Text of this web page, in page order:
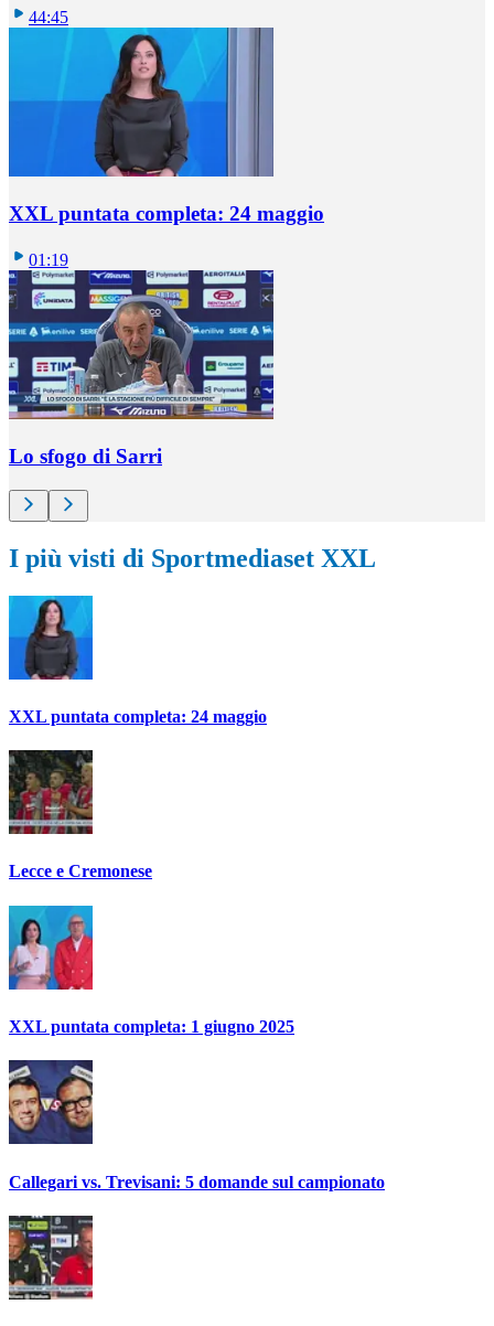
44:45
XXL puntata completa: 24 maggio
01:19
Lo sfogo di Sarri
I più visti di Sportmediaset XXL
XXL puntata completa: 24 maggio
Lecce e Cremonese
XXL puntata completa: 1 giugno 2025
Callegari vs. Trevisani: 5 domande sul campionato